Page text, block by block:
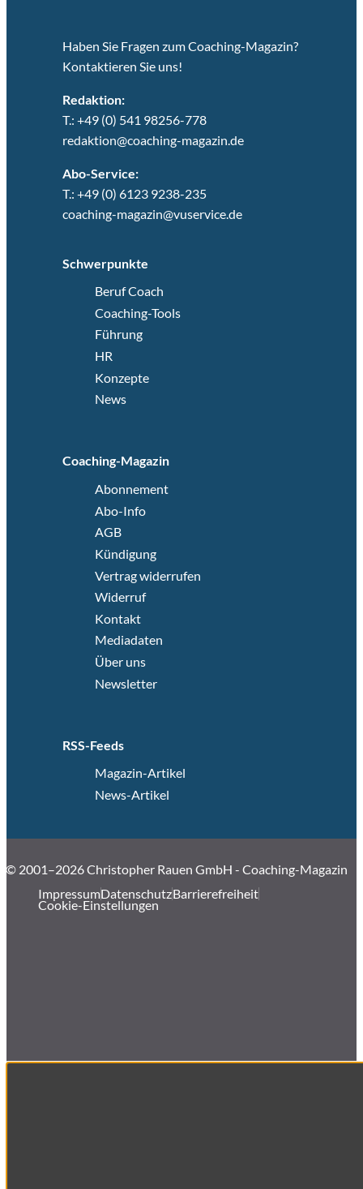
Haben Sie Fragen zum Coaching-Magazin?
Kontaktieren Sie uns!
Redaktion:
T.: +49 (0) 541 98256-778
redaktion@coaching-magazin.de
Abo-Service:
T.: +49 (0) 6123 9238-235
coaching-magazin@vuservice.de
Schwerpunkte
Beruf Coach
Coaching-Tools
Führung
HR
Konzepte
News
Coaching-Magazin
Abonnement
Abo-Info
AGB
Kündigung
Vertrag widerrufen
Widerruf
Kontakt
Mediadaten
Über uns
Newsletter
RSS-Feeds
Magazin-Artikel
News-Artikel
© 2001–2026 Christopher Rauen GmbH - Coaching-Magazin
ImpressumDatenschutzBarrierefreiheit
Cookie-Einstellungen